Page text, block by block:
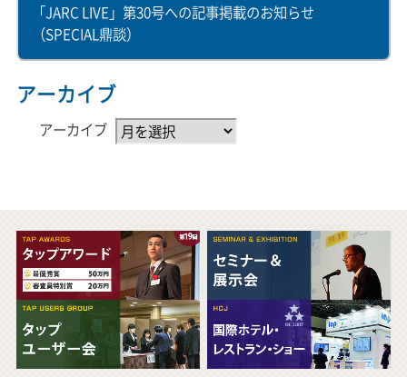
「JARC LIVE」第30号への記事掲載のお知らせ
（SPECIAL鼎談）
アーカイブ
アーカイブ